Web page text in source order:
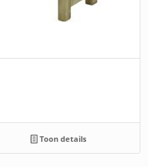
Toon details